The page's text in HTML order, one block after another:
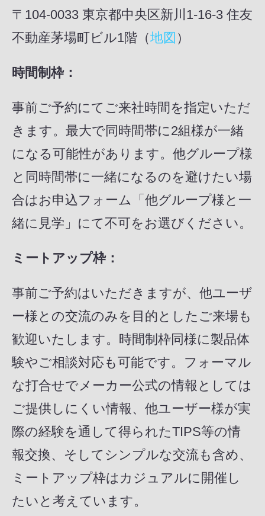
〒104-0033 東京都中央区新川1-16-3 住友
不動産茅場町ビル1階（地図 ）
時間制枠：
事前ご予約にてご来社時間を指定いただ
きます。最大で同時間帯に2組様が一緒
になる可能性があります。他グループ様
と同時間帯に一緒になるのを避けたい場
合はお申込フォーム「他グループ様と一
緒に見学」にて不可をお選びください。
ミートアップ枠：
事前ご予約はいただきますが、他ユーザ
ー様との交流のみを目的としたご来場も
歓迎いたします。時間制枠同様に製品体
験やご相談対応も可能です。フォーマル
な打合せでメーカー公式の情報としては
ご提供しにくい情報、他ユーザー様が実
際の経験を通して得られたTIPS等の情
報交換、そしてシンプルな交流も含め、
ミートアップ枠はカジュアルに開催し
たいと考えています。